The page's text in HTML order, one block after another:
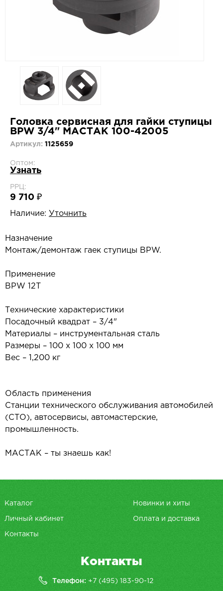
Головка сервисная для гайки ступицы
BPW 3/4" МАСТАК 100-42005
Артикул: 1125659
Оптом:
Узнать
РРЦ:
9 710 ₽
Наличие: Уточнить
Назначение
Монтаж/демонтаж гаек ступицы BPW.
Применение
BPW 12Т
Технические характеристики
Посадочный квадрат – 3/4"
Материалы – инструментальная сталь
Размеры – 100 х 100 х 100 мм
Вес – 1,200 кг
Область применения
Станции технического обслуживания автомобилей
(СТО), автосервисы, автомастерские,
промышленность.
МАСТАК – ты знаешь как!
Каталог Новинки и хиты
Личный кабинет Оплата и доставка
Контакты
Контакты
Телефон: +7 (495) 183-90-12